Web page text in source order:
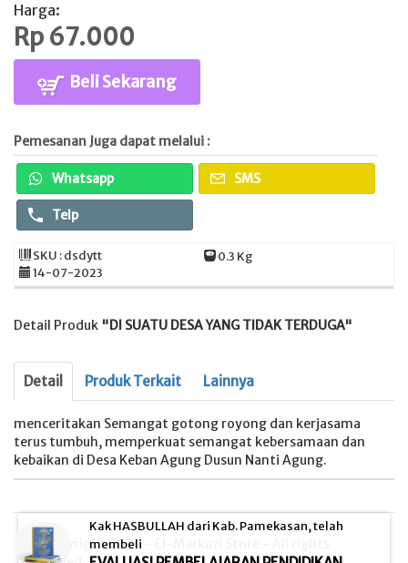
Harga:
Rp 67.000
Beli Sekarang
Pemesanan Juga dapat melalui :
Whatsapp SMS
Telp
SKU : dsdytt
0.3 Kg
14-07-2023
Detail Produk "DI SUATU DESA YANG TIDAK TERDUGA"
Detail Produk Terkait Lainnya
menceritakan Semangat gotong royong dan kerjasama
terus tumbuh, memperkuat semangat kebersamaan dan
kebaikan di Desa Keban Agung Dusun Nanti Agung.
© Copyright 2026 - El-Markazi Store - All rights
Kak HASBULLAH dari Kab. Pamekasan, telah
membeli